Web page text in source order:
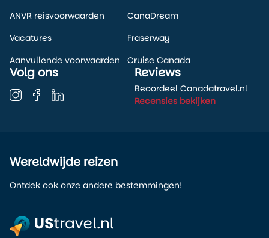
ANVR reisvoorwaarden
Vacatures
Aanvullende voorwaarden
CanaDream
Fraserway
Cruise Canada
Volg ons Reviews
Beoordeel Canadatravel.nl
Recensies bekijken
Wereldwijde reizen
Ontdek ook onze andere bestemmingen!